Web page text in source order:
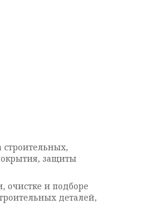
защиты
очистке и подборе
деталей,